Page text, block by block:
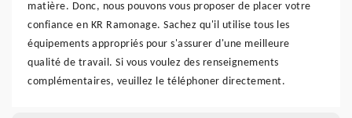
matière. Donc, nous pouvons vous proposer de placer votre
confiance en KR Ramonage. Sachez qu'il utilise tous les
équipements appropriés pour s'assurer d'une meilleure
qualité de travail. Si vous voulez des renseignements
complémentaires, veuillez le téléphoner directement.